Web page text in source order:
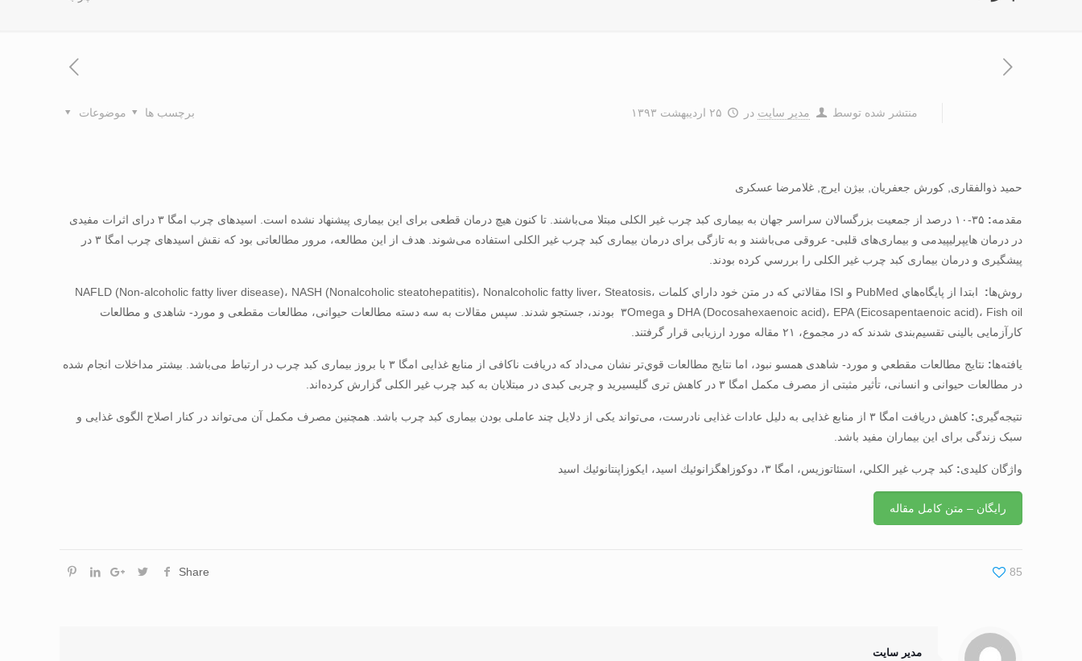
منتشر شده توسط مدیر سایت در ۲۵ اردیبهشت ۱۳۹۳ موضوعات برچسب ها
حمید ذوالفقاری, کورش جعفریان, بیژن ایرج, غلامرضا عسکری
مقدمه:
۳۵-۱۰ درصد از جمعیت بزرگسالان سراسر جهان به بیماری کبد چرب غیر الکلی مبتلا می‌باشند. تا کنون هیچ درمان قطعی برای این بیماری پیشنهاد نشده است. اسیدهای چرب امگا ۳ درای اثرات مفیدی
در درمان هایپرلیپیدمی و بیماری‌های قلبی- عروقی می‌باشند و به تازگی برای درمان بیماری کبد چرب غیر الکلی استفاده می‌شوند. هدف از اين مطالعه، مرور مطالعاتی بود كه نقش اسیدهای چرب امگا ۳ در
پیشگیری و درمان بیماری کبد چرب غیر الکلی را بررسي كرده بودند.
روش‌ها:
ابتدا از پايگاه‌هاي PubMed و ISI مقالاتي كه در متن خود داراي كلمات NAFLD (Non-alcoholic fatty liver disease)، NASH (Nonalcoholic steatohepatitis)، Nonalcoholic fatty liver، Steatosis،
DHA (Docosahexaenoic acid)، EPA (Eicosapentaenoic acid)، Fish oil و ۳Omega بودند، جستجو شدند. سپس مقالات به سه دسته مطالعات حیوانی، مطالعات مقطعی و مورد- شاهدی و مطالعات
کارآزمایی بالینی تقسیم‌بندی شدند که در مجموع، ۲۱ مقاله مورد ارزیابی قرار گرفتند.
یافته‌ها:
نتايج مطالعات مقطعي و مورد- شاهدی همسو نبود، اما نتایج مطالعات قوي‌تر نشان می‌داد که دریافت ناکافی از منابع غذایی امگا ۳ با بروز بیماری کبد چرب در ارتباط می‌باشد. بيشتر مداخلات انجام شده
در مطالعات حیوانی و انسانی، تأثیر مثبتی از مصرف مکمل امگا ۳ در کاهش تری گلیسیرید و چربی کبدی در مبتلایان به کبد چرب غیر الکلی گزارش کرده‌اند.
نتیجه‌گیری:
کاهش دریافت امگا ۳ از منابع غذایی به دلیل عادات غذایی نادرست، می‌تواند یکی از دلایل چند عاملی بودن بیماری کبد چرب باشد. همچنین مصرف مکمل آن می‌تواند در کنار اصلاح الگوی غذایی و
سبک زندگی برای این بیماران مفید باشد.
واژگان کلیدی: كبد چرب غير الكلي، استئاتوزیس، امگا ۳، دوكوزاهگزانوئيك اسيد، ايكوزاپنتانوئيك اسيد
رایگان – متن کامل مقاله
Share 85
مدیر سایت